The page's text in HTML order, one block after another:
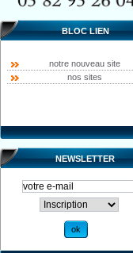
BLOC LIEN
notre nouveau site
nos sites
NEWSLETTER